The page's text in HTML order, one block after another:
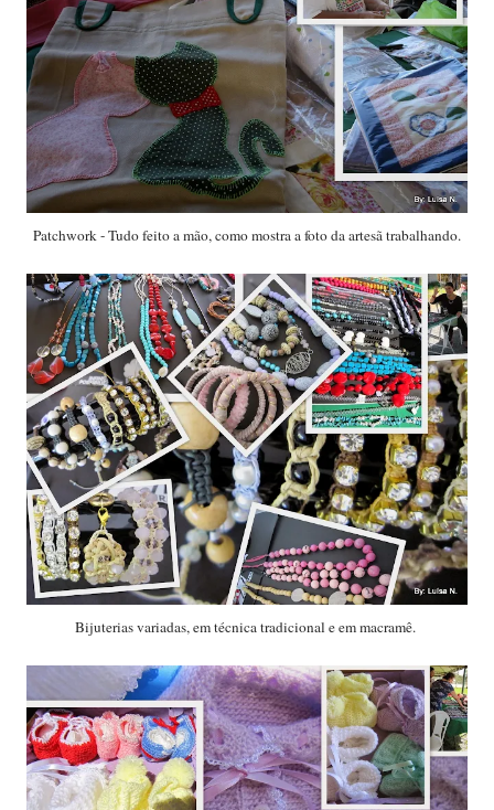
Patchwork - Tudo feito a mão, como mostra a foto da artesã trabalhando.
Bijuterias variadas, em técnica tradicional e em macramê.